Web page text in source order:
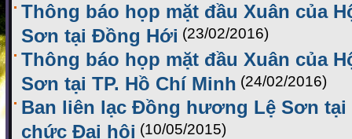
Thông báo họp mặt đầu Xuân của
Sơn tại Đồng Hới (23/02/2016)
Thông báo họp mặt đầu Xuân của
Sơn tại TP. Hồ Chí Minh (24/02/2016)
Ban liên lạc Đồng hương Lệ Sơn
chức Đại hội (10/05/2015)